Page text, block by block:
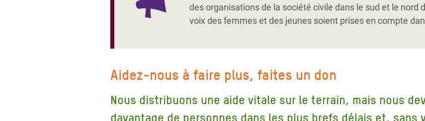
des organisations de la société civile dans le sud et le nord
voix des femmes et des jeunes soient prises en compte
Aidez-nous à faire plus, faites un don
Nous distribuons une aide vitale sur le terrain, mais nous
davantage de personnes dans les plus brefs délais et, sans